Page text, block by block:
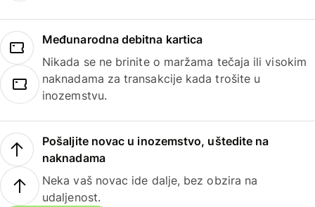
Međunarodna debitna kartica
Nikada se ne brinite o maržama tečaja ili visokim
naknadama za transakcije kada trošite u
inozemstvu.
Pošaljite novac u inozemstvo, uštedite na
naknadama
Neka vaš novac ide dalje, bez obzira na
udaljenost.